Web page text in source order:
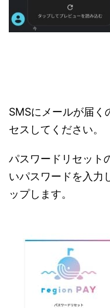
SMSにメールが届く
セスしてください。
パスワードリセット
いパスワードを入力
ップします。